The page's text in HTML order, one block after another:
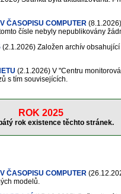
ČASOPISU COMPUTER (8.1.2026)
čísle nebyly nepublikovány
(2.1.2026) Založen archív
(2.1.2026) V "Centru
s tím souvisejících.
ROK 2025
rok existence těchto stránek.
ČASOPISU COMPUTER
modelů.